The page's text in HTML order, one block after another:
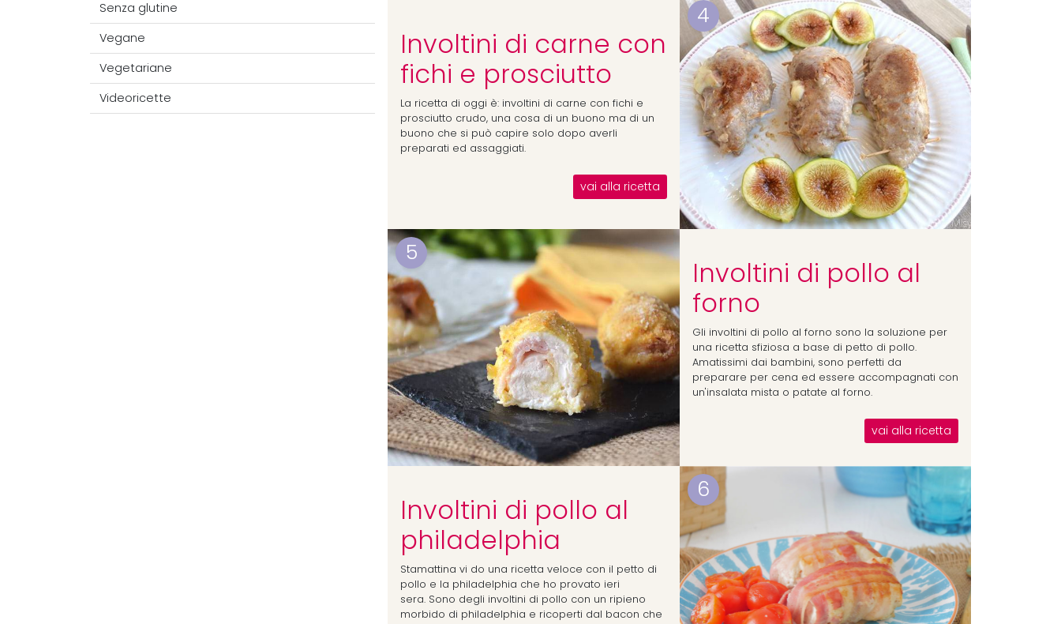
Senza glutine
Vegane
Vegetariane
Videoricette
4
Involtini di carne con
fichi e prosciutto
La ricetta di oggi è: involtini di carne con fichi e
prosciutto crudo, una cosa di un buono ma di un
buono che si può capire solo dopo averli
preparati ed assaggiati.
vai alla ricetta
5
Involtini di pollo al
forno
Gli involtini di pollo al forno sono la soluzione per
una ricetta sfiziosa a base di petto di pollo.
Amatissimi dai bambini, sono perfetti da
preparare per cena ed essere accompagnati con
un'insalata mista o patate al forno.
vai alla ricetta
6
Involtini di pollo al
philadelphia
Stamattina vi do una ricetta veloce con il petto di
pollo e la philadelphia che ho provato ieri
sera. Sono degli involtini di pollo con un ripieno
morbido di philadelphia e ricoperti dal bacon che